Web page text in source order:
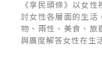
《享民頭條》以女
討女性各層面的生活
物、兩性、美食、旅
與廣度解答女性在生